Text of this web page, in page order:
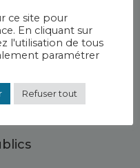
ce site pour
En cliquant sur
l'utilisation de tous
paramétrer
Refuser tout